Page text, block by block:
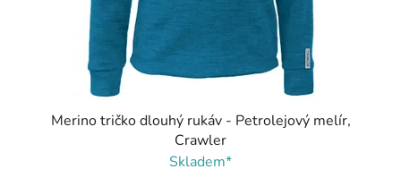
Merino tričko dlouhý rukáv - Petrolejový melír,
Crawler
Skladem*